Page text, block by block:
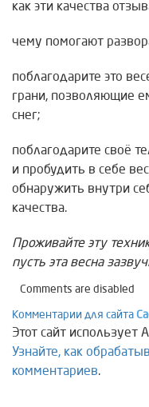
как эти качества
чему помогают
поблагодарите это
грани, позволяющие
снег;
поблагодарите своё
и пробудить в себе
обнаружить внутри
качества.
Проживайте эту
пусть эта весна
Comments are disabled
Комментарии для сайта
Этот сайт использует
Узнайте, как
комментариев.